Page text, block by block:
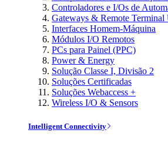
Controladores e I/Os de
Gateways & Remote
Interfaces Homem-Máquina
Módulos I/O Remotos
PCs para Painel (PPC)
Power & Energy
Solução Classe I, Divisão 2
Soluções Certificadas
Soluções Webaccess +
Wireless I/O & Sensors
Intelligent Connectivity